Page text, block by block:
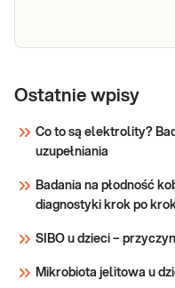
badań
pochwy -
bakteryjna
waginoza
Najczęstsza
waginoza Bakteryjne zapalenie pochwy (ang.
Bacterial
pochwy. W
obniżenia
Ostatnie wpisy
Co to są elektrolity?
uzupełniania
Badania na płodność
diagnostyki krok po
SIBO u dzieci –
Mikrobiota jelitowa u